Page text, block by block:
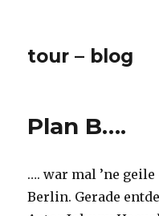
tour – blog
Plan B….
…. war mal ’ne
Berlin. Gerade